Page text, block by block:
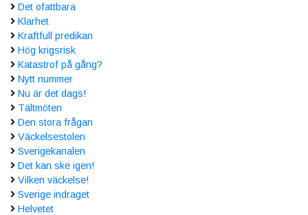
Det ofattbara
Klarhet
Kraftfull predikan
Hög krigsrisk
Katastrof på gång?
Nytt nummer
Nu är det dags!
Tältmöten
Den stora frågan
Väckelsestolen
Sverigekanalen
Det kan ske igen!
Vilken väckelse!
Sverige indraget
Helvetet